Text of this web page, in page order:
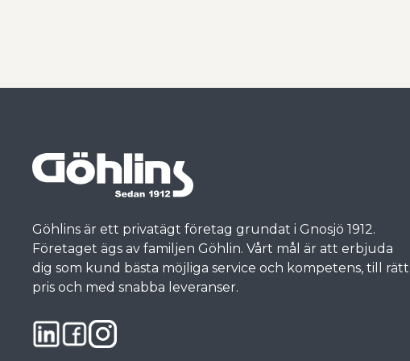
Göhlins är ett privatägt företag grundat i Gnosjö 1912.
Företaget ägs av familjen Göhlin. Vårt mål är att erbjuda
dig som kund bästa möjliga service och kompetens, till rätt
pris och med snabba leveranser.